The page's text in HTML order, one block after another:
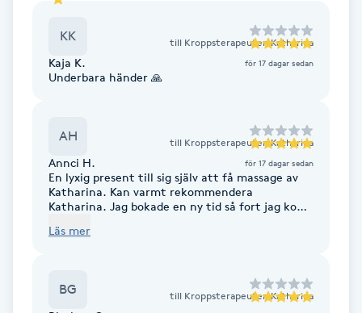
Faceliftmassage
Fibromassage
Fotmassage
KK till Kroppsterapeuten Katharina
Kaja K. för 17 dagar sedan
Underbara händer 🙏
AH till Kroppsterapeuten Katharina
Annci H. för 17 dagar sedan
En lyxig present till sig själv att få massage av
Katharina. Kan varmt rekommendera
Katharina. Jag bokade en ny tid så fort jag kom
Läs mer
BG till Kroppsterapeuten Katharina